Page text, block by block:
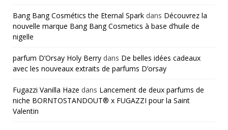
Bang Bang Cosmétics the Eternal Spark dans Découvrez la
nouvelle marque Bang Bang Cosmetics à base d’huile de
nigelle
parfum D’Orsay Holy Berry dans De belles idées cadeaux
avec les nouveaux extraits de parfums D’orsay
Fugazzi Vanilla Haze dans Lancement de deux parfums de
niche BORNTOSTANDOUT® x FUGAZZI pour la Saint
Valentin